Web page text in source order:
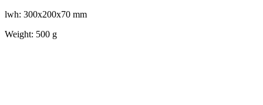
lwh: 300x200x70 mm
Weight: 500 g